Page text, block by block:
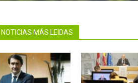
NOTICIAS MÁS LEIDAS